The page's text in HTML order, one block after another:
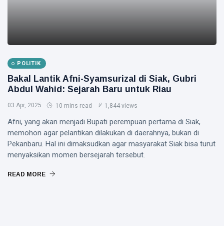
POLITIK
Bakal Lantik Afni-Syamsurizal di Siak, Gubri
Abdul Wahid: Sejarah Baru untuk Riau
03 Apr, 2025 10 mins read 1,844 views
Afni, yang akan menjadi Bupati perempuan pertama di Siak,
memohon agar pelantikan dilakukan di daerahnya, bukan di
Pekanbaru. Hal ini dimaksudkan agar masyarakat Siak bisa turut
menyaksikan momen bersejarah tersebut.
READ MORE